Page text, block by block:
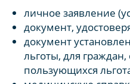
личное заявление
документ,
документ
льготы, для
пользующихся